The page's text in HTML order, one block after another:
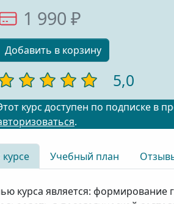
1 990 ₽
Добавить в корзину
5,0
курс доступен по подписке в
.
Учебный план
курса является: формирование